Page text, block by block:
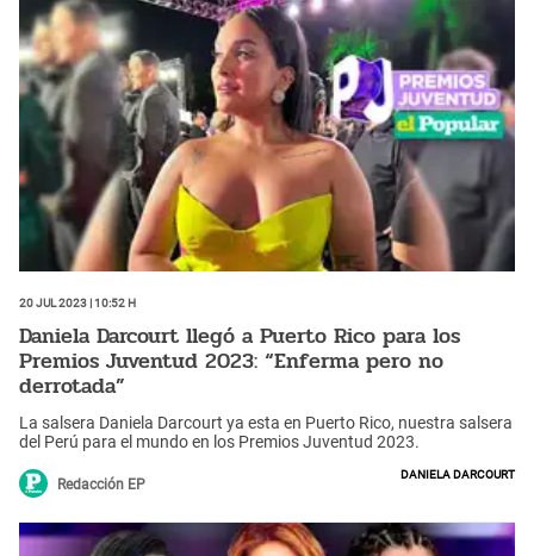
20 Jul 2023 | 10:52 h
Daniela Darcourt llegó a Puerto Rico para los
Premios Juventud 2023: “Enferma pero no
derrotada”
La salsera Daniela Darcourt ya esta en Puerto Rico, nuestra salsera
del Perú para el mundo en los Premios Juventud 2023.
Redacción EP
Daniela Darcourt